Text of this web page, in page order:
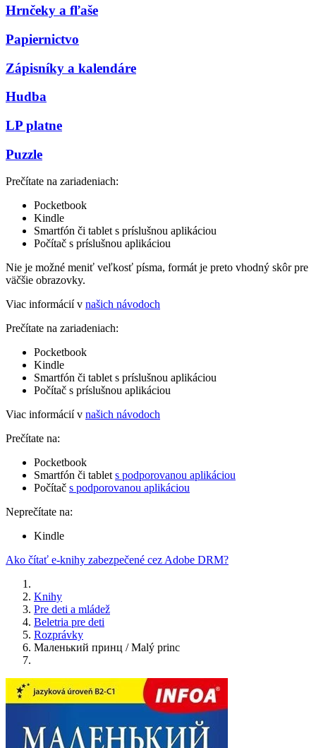
Hrnčeky a fľaše
Papiernictvo
Zápisníky a kalendáre
Hudba
LP platne
Puzzle
Prečítate na zariadeniach:
Pocketbook
Kindle
Smartfón či tablet s príslušnou aplikáciou
Počítač s príslušnou aplikáciou
Nie je možné meniť veľkosť písma, formát je preto vhodný skôr pre
väčšie obrazovky.
Viac informácií v našich návodoch
Prečítate na zariadeniach:
Pocketbook
Kindle
Smartfón či tablet s príslušnou aplikáciou
Počítač s príslušnou aplikáciou
Viac informácií v našich návodoch
Prečítate na:
Pocketbook
Smartfón či tablet s podporovanou aplikáciou
Počítač s podporovanou aplikáciou
Neprečítate na:
Kindle
Ako čítať e-knihy zabezpečené cez Adobe DRM?
Knihy
Pre deti a mládež
Beletria pre deti
Rozprávky
Маленький принц / Malý princ